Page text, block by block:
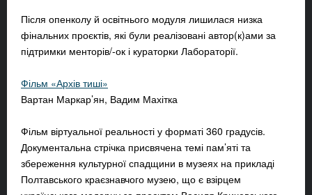
Після опенколу й освітнього модуля лишилася низка
фінальних проєктів, які були реалізовані автор(к)ами за
підтримки менторів/-ок і кураторки Лабораторії.
Фільм «Архів тиші»
Вартан Маркар’ян, Вадим Махітка
Фільм віртуальної реальності у форматі 360 градусів.
Документальна стрічка присвячена темі пам’яті та
збереження культурної спадщини в музеях на прикладі
Полтавського краєзнавчого музею, що є взірцем